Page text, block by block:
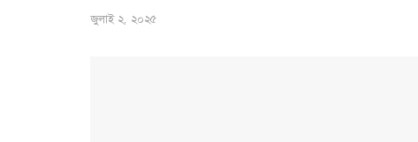
জুলাই ২, ২০২৫